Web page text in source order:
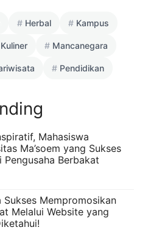
Herbal Kampus
Kuliner Mancanegara
Pendidikan
Mahasiswa
Ma’soem yang Sukses
Pengusaha Berbakat
Sukses Mempromosikan
Melalui Website yang